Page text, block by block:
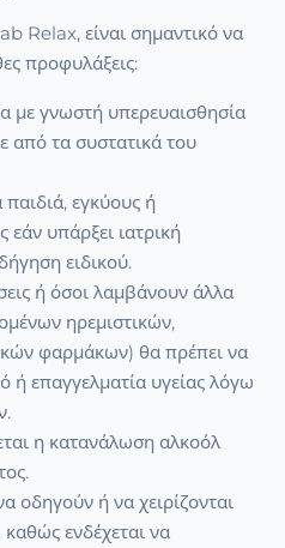
Relax, είναι σημαντικό να
προφυλάξεις:
με γνωστή υπερευαισθησία
από τα συστατικά του
παιδιά, εγκύους ή
εάν υπάρξει ιατρική
ειδικού.
ή όσοι λαμβάνουν άλλα
ηρεμιστικών,
φαρμάκων) θα πρέπει να
ή επαγγελματία υγείας λόγω
η κατανάλωση αλκοόλ
οδηγούν ή να χειρίζονται
ενδέχεται να